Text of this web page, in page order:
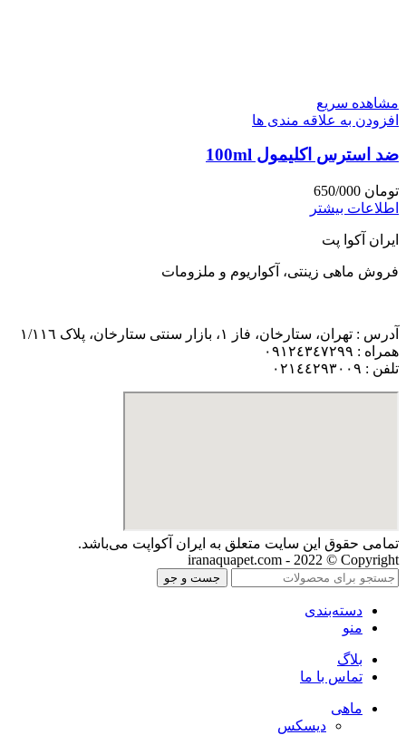
مشاهده سریع
افزودن به علاقه مندی ها
ضد استرس اکلیمول 100ml
تومان
اطلاعات بیشتر
ایران آکوا پت
فروش ماهی زینتی، آکواریوم و ملزومات
آدرس : تهران، ستارخان، فاز ١، بازار سنتی ستارخان، پلاک ١/١١٦
همراه : ٠٩١٢٤٣٤٧٢٩٩
تلفن : ٠٢١٤٤٢٩٣٠٠٩
تمامی حقوق اين سايت متعلق به ایران آکواپت می‌باشد.
iranaquapet.com - 2022 © Copyright
جست و جو
دسته‌بندی
منو
بلاگ
تماس با ما
ماهی
دیسکس